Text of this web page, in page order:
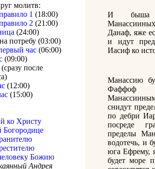
молитв:
1 (18:00)
2 (21:00)
(24:00)
потребу (03:00)
час (06:00)
(09:00)
(сразу после
(12:00)
(15:00)
ко Христу
Богородице
Божию
Андрея
И быша
Данаф, яже
и идут
Иасиф ко
Манассию
Фаффоф
снидут
по дебри
посреде
пределы
водотечь, и
юга Ефрему,
будет море